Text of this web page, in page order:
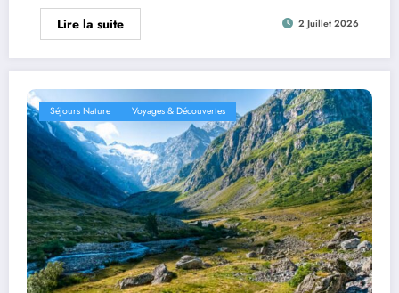
Lire la suite 2 Juillet 2026
Séjours Nature Voyages & Découvertes